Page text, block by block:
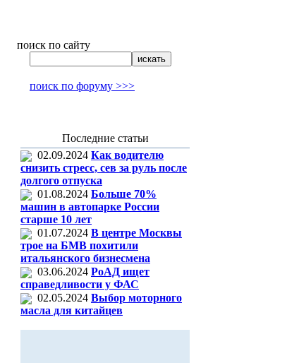
поиск по сайту
поиск по форуму >>>
Последние статьи
02.09.2024 Как водителю
снизить стресс, сев за руль после
долгого отпуска
01.08.2024 Больше 70%
машин в автопарке России
старше 10 лет
01.07.2024 В центре Москвы
трое на БМВ похитили
итальянского бизнесмена
03.06.2024 РоАД ищет
справедливости у ФАС
02.05.2024 Выбор моторного
масла для китайцев